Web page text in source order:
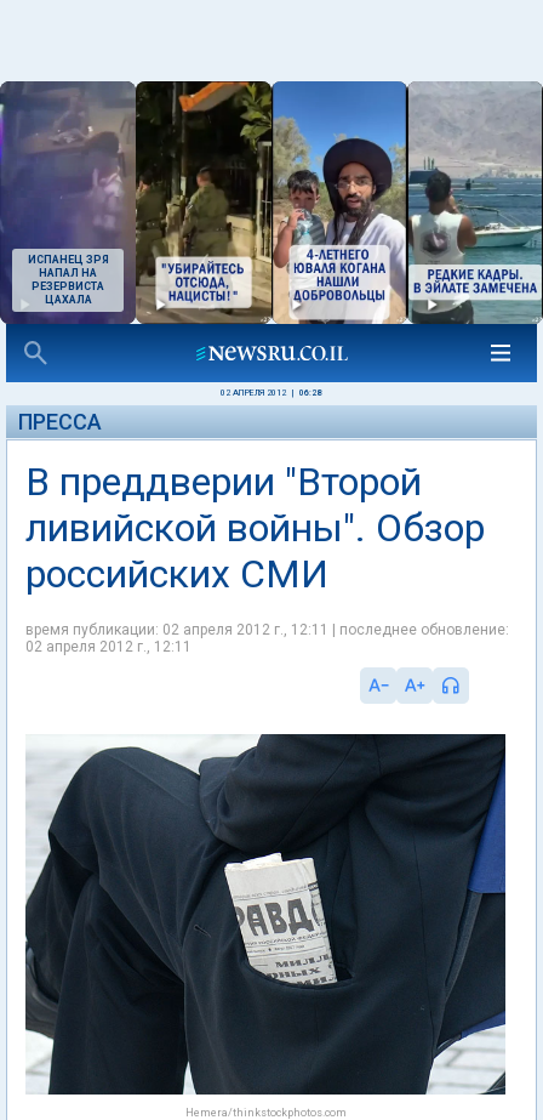
ИСПАНЕЦ ЗРЯ
НАПАЛ НА
РЕЗЕРВИСТА
ЦАХАЛА
02 АПРЕЛЯ 2012 06:28
ПРЕССА
В преддверии "Второй
ливийской войны". Обзор
российских СМИ
время публикации: 02 апреля 2012 г., 12:11 | последнее обновление:
02 апреля 2012 г., 12:11
Hemera/thinkstockphotos.com